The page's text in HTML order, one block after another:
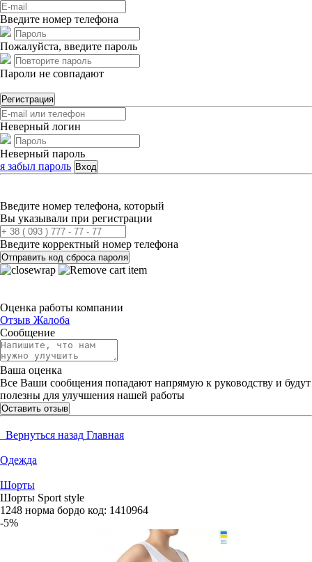
Введите номер телефона
Пожалуйста, введите пароль
Пароли не совпадают
Регистрация
Неверный логин
Неверный пароль
я забыл пароль Вход
Введите номер телефона, который
Вы указывали при регистрации
Введите корректный номер телефона
Отправить код сброса пароля
Оценка работы компании
Отзыв Жалоба
Сообщение
Ваша оценка
Все Ваши сообщения попадают напрямую к руководству и будут
полезны для улучшения нашей работы
Оставить отзыв
Вернуться назад Главная
Одежда
Шорты
Шорты Sport style
1248 норма бордо код: 1410964
-5%